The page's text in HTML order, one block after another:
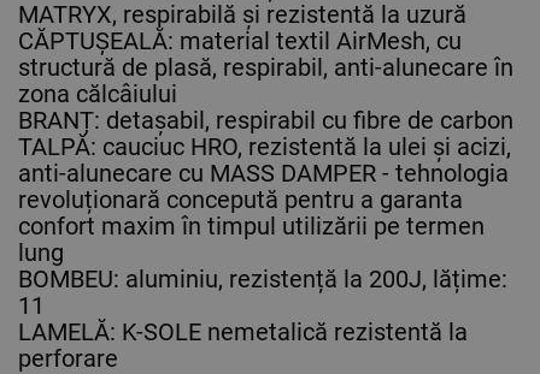
MATRYX, respirabilă și rezistentă la uzură
CĂPTUȘEALĂ: material textil AirMesh, cu
structură de plasă, respirabil, anti-alunecare în
zona călcâiului
BRANȚ: detașabil, respirabil cu fibre de carbon
TALPĂ: cauciuc HRO, rezistentă la ulei și acizi,
anti-alunecare cu MASS DAMPER - tehnologia
revoluționară concepută pentru a garanta
confort maxim în timpul utilizării pe termen
lung
BOMBEU: aluminiu, rezistență la 200J, lățime:
11
LAMELĂ: K-SOLE nemetalică rezistentă la
perforare